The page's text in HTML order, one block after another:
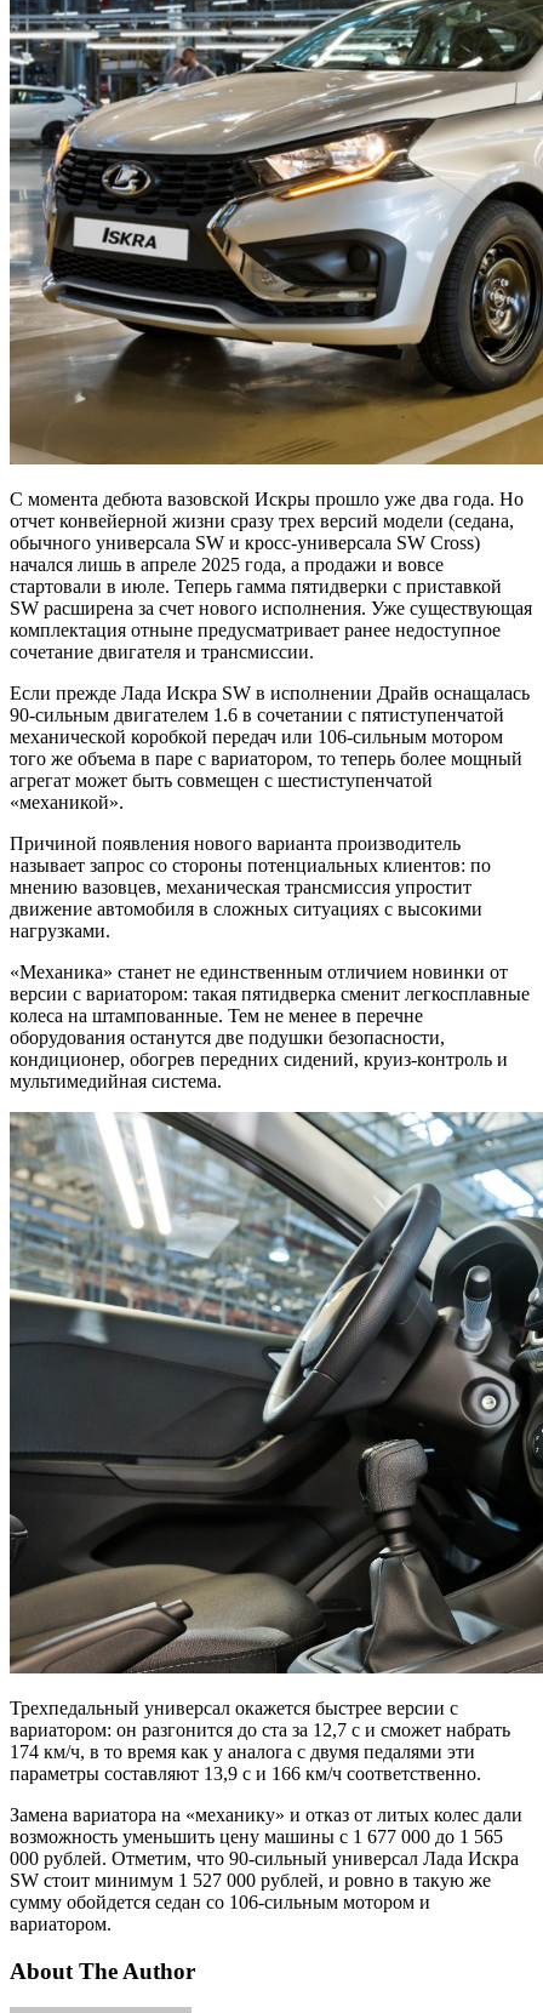
С момента дебюта вазовской Искры прошло уже два года. Но
отчет конвейерной жизни сразу трех версий модели (седана,
обычного универсала SW и кросс-универсала SW Cross)
начался лишь в апреле 2025 года, а продажи и вовсе
стартовали в июле. Теперь гамма пятидверки с приставкой
SW расширена за счет нового исполнения. Уже существующая
комплектация отныне предусматривает ранее недоступное
сочетание двигателя и трансмиссии.
Если прежде Лада Искра SW в исполнении Драйв оснащалась
90-сильным двигателем 1.6 в сочетании с пятиступенчатой
механической коробкой передач или 106-сильным мотором
того же объема в паре с вариатором, то теперь более мощный
агрегат может быть совмещен с шестиступенчатой
«механикой».
Причиной появления нового варианта производитель
называет запрос со стороны потенциальных клиентов: по
мнению вазовцев, механическая трансмиссия упростит
движение автомобиля в сложных ситуациях с высокими
нагрузками.
«Механика» станет не единственным отличием новинки от
версии с вариатором: такая пятидверка сменит легкосплавные
колеса на штампованные. Тем не менее в перечне
оборудования останутся две подушки безопасности,
кондиционер, обогрев передних сидений, круиз-контроль и
мультимедийная система.
Трехпедальный универсал окажется быстрее версии с
вариатором: он разгонится до ста за 12,7 с и сможет набрать
174 км/ч, в то время как у аналога с двумя педалями эти
параметры составляют 13,9 с и 166 км/ч соответственно.
Замена вариатора на «механику» и отказ от литых колес дали
возможность уменьшить цену машины с 1 677 000 до 1 565
000 рублей. Отметим, что 90-сильный универсал Лада Искра
SW стоит минимум 1 527 000 рублей, и ровно в такую же
сумму обойдется седан со 106-сильным мотором и
вариатором.
About The Author